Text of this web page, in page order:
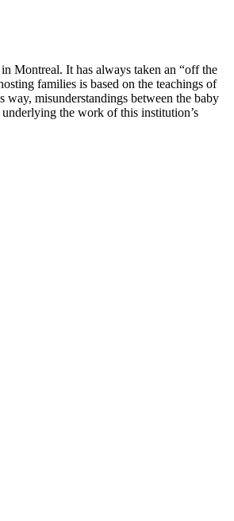
Montreal. It has always taken an “off the
families is based on the teachings of
misunderstandings between the baby
the work of this institution’s